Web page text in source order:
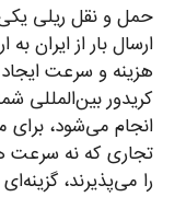
حمل و نقل ریلی یکی
ارسال بار از ایران
هزینه و سرعت
انجام می‌شود،
تجاری که نه سرعت
را می‌پذیرند،